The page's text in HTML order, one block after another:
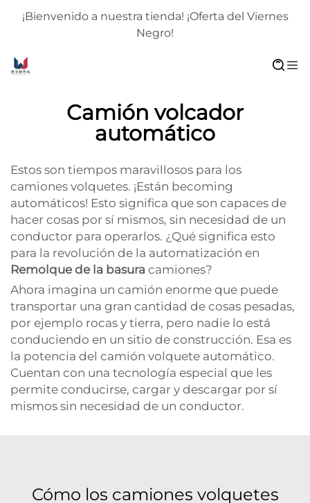
¡Bienvenido a nuestra tienda! ¡Oferta del Viernes
Negro!
Camión volcador
automático
Estos son tiempos maravillosos para los
camiones volquetes. ¡Están becoming
automáticos! Esto significa que son capaces de
hacer cosas por sí mismos, sin necesidad de un
conductor para operarlos. ¿Qué significa esto
para la revolución de la automatización en
Remolque de la basura camiones?
Ahora imagina un camión enorme que puede
transportar una gran cantidad de cosas pesadas,
por ejemplo rocas y tierra, pero nadie lo está
conduciendo en un sitio de construcción. Esa es
la potencia del camión volquete automático.
Cuentan con una tecnología especial que les
permite conducirse, cargar y descargar por sí
mismos sin necesidad de un conductor.
Cómo los camiones volquetes